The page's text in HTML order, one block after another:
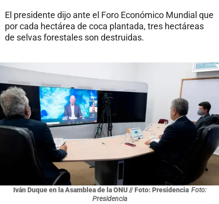
El presidente dijo ante el Foro Económico Mundial que
por cada hectárea de coca plantada, tres hectáreas
de selvas forestales son destruidas.
Iván Duque en la Asamblea de la ONU // Foto: Presidencia Foto:
Presidencia